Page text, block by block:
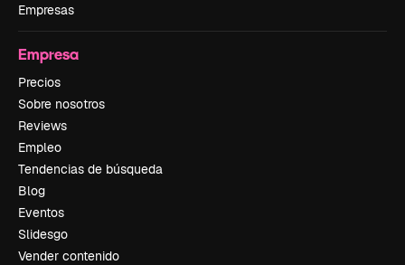
Empresas
Empresa
Precios
Sobre nosotros
Reviews
Empleo
Tendencias de búsqueda
Blog
Eventos
Slidesgo
Vender contenido